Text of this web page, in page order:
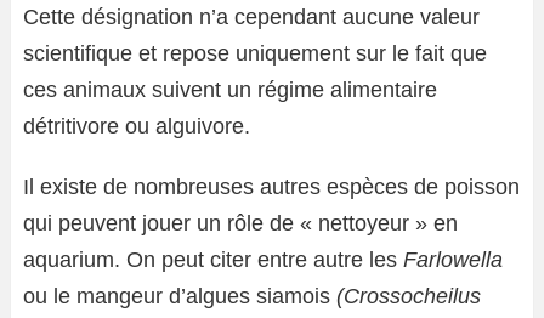
Cette désignation n’a cependant aucune valeur
scientifique et repose uniquement sur le fait que
ces animaux suivent un régime alimentaire
détritivore ou alguivore.
Il existe de nombreuses autres espèces de poisson
qui peuvent jouer un rôle de « nettoyeur » en
aquarium. On peut citer entre autre les Farlowella
ou le mangeur d’algues siamois (Crossocheilus